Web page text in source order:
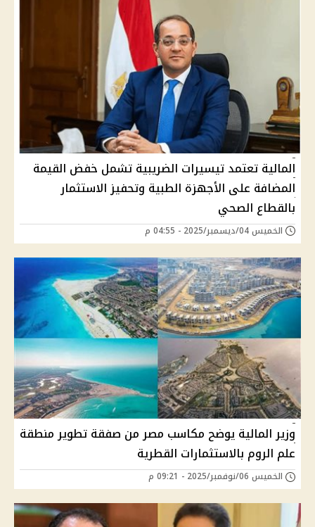
المالية تعتمد تيسيرات الضريبية تشمل خفض القيمة
المضافة على الأجهزة الطبية وتحفيز الاستثمار
بالقطاع الصحي
الخميس 04/ديسمبر/2025 - 04:55 م
وزير المالية يوضح مكاسب مصر من صفقة تطوير منطقة
علم الروم بالاستثمارات القطرية
الخميس 06/نوفمبر/2025 - 09:21 م